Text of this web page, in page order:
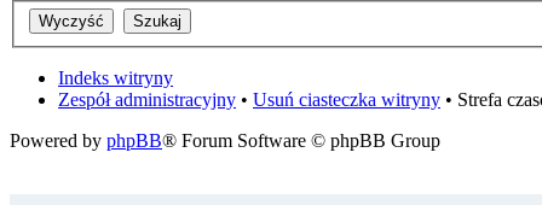
Indeks witryny
Zespół administracyjny • Usuń ciasteczka witryny • Strefa
Powered by phpBB® Forum Software © phpBB Group